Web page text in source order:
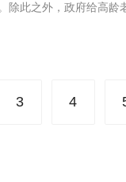
除此之外，政府给高
3 4